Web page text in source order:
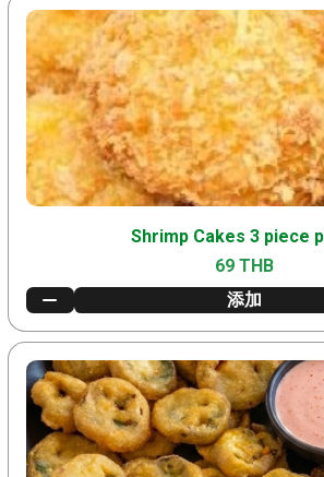
Shrimp Cakes 3 piece
69 THB
添加